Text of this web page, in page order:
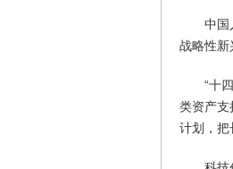
中国
战略性新
“十
类资产支
计划，把